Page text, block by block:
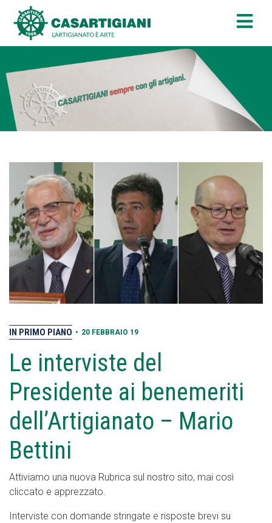
IN PRIMO PIANO • 20 FEBBRAIO 19
Le interviste del
Presidente ai benemeriti
dell’Artigianato – Mario
Bettini
Attiviamo una nuova Rubrica sul nostro sito, mai così
cliccato e apprezzato.
Interviste con domande stringate e risposte brevi su